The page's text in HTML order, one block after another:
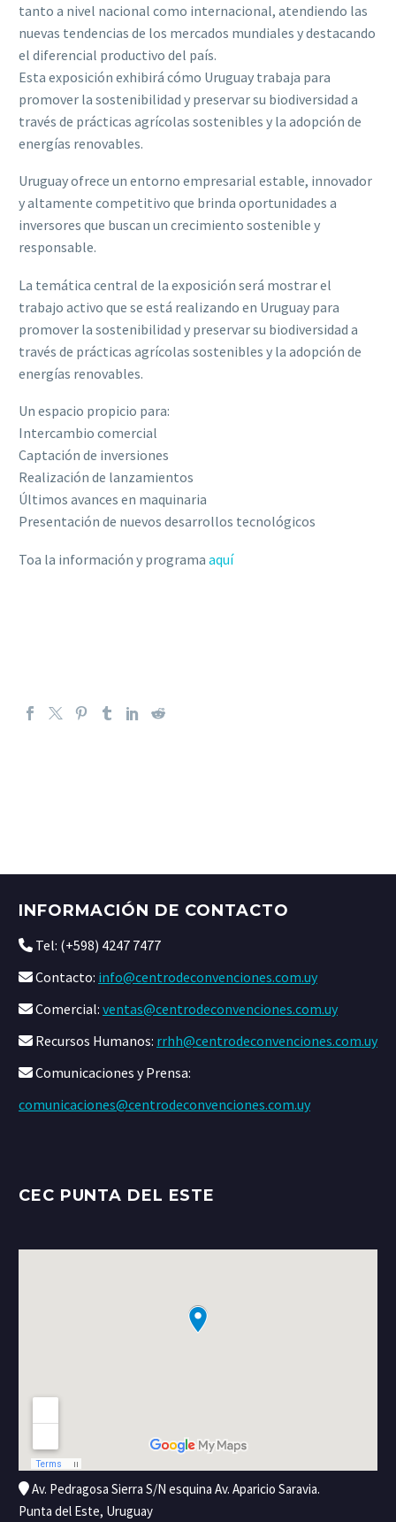
tanto a nivel nacional como internacional, atendiendo las
nuevas tendencias de los mercados mundiales y destacando
el diferencial productivo del país.
Esta exposición exhibirá cómo Uruguay trabaja para
promover la sostenibilidad y preservar su biodiversidad a
través de prácticas agrícolas sostenibles y la adopción de
energías renovables.
Uruguay ofrece un entorno empresarial estable, innovador
y altamente competitivo que brinda oportunidades a
inversores que buscan un crecimiento sostenible y
responsable.
La temática central de la exposición será mostrar el
trabajo activo que se está realizando en Uruguay para
promover la sostenibilidad y preservar su biodiversidad a
través de prácticas agrícolas sostenibles y la adopción de
energías renovables.
Un espacio propicio para:
Intercambio comercial
Captación de inversiones
Realización de lanzamientos
Últimos avances en maquinaria
Presentación de nuevos desarrollos tecnológicos
Toa la información y programa aquí
INFORMACIÓN DE CONTACTO
Tel: (+598) 4247 7477
Contacto: info@centrodeconvenciones.com.uy
Comercial: ventas@centrodeconvenciones.com.uy
Recursos Humanos: rrhh@centrodeconvenciones.com.uy
Comunicaciones y Prensa:
comunicaciones@centrodeconvenciones.com.uy
CEC PUNTA DEL ESTE
Av. Pedragosa Sierra S/N esquina Av. Aparicio Saravia.
Punta del Este, Uruguay